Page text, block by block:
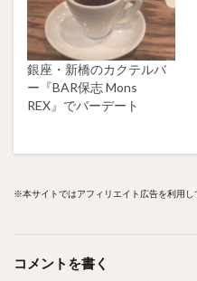
銀座・新橋のカクテルバ
ー『BAR保志 Mons
REX』でバーデート
※本サイトではアフィリエイト広告を利用し
コメントを書く